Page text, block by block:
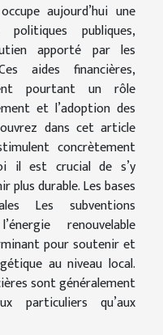
aujourd’hui une
publiques,
apporté par les
aides financières,
pourtant un rôle
et l’adoption des
dans cet article
concrètement
il est crucial de s’y
plus durable. Les bases
Les subventions
renouvelable
pour soutenir et
au niveau local.
sont généralement
particuliers qu’aux